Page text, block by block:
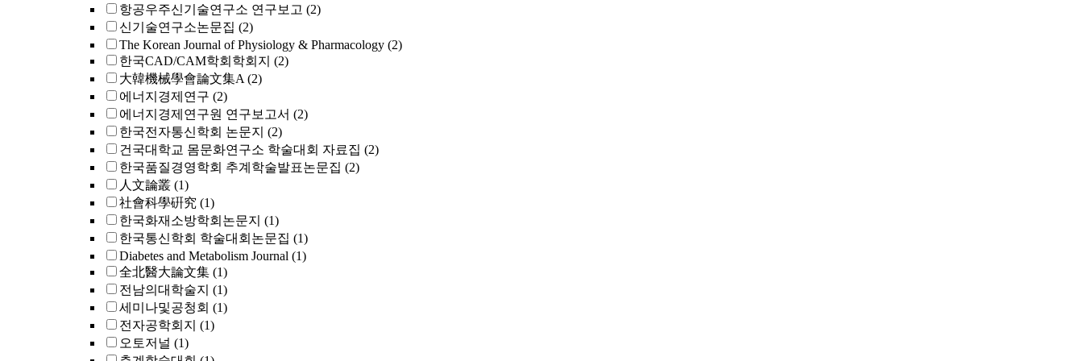
항공우주신기술연구소 연구보고 (2)
신기술연구소논문집 (2)
The Korean Journal of Physiology & Pharmacology (2)
한국CAD/CAM학회학회지 (2)
大韓機械學會論文集A (2)
에너지경제연구 (2)
에너지경제연구원 연구보고서 (2)
한국전자통신학회 논문지 (2)
건국대학교 몸문화연구소 학술대회 자료집 (2)
한국품질경영학회 추계학술발표논문집 (2)
人文論叢 (1)
社會科學硏究 (1)
한국화재소방학회논문지 (1)
한국통신학회 학술대회논문집 (1)
Diabetes and Metabolism Journal (1)
全北醫大論文集 (1)
전남의대학술지 (1)
세미나및공청회 (1)
전자공학회지 (1)
오토저널 (1)